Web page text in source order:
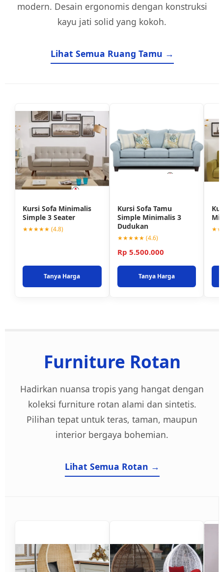
modern. Desain ergonomis dengan konstruksi
kayu jati solid yang kokoh.
Lihat Semua Ruang Tamu →
Kursi Sofa Minimalis
Simple 3 Seater
★★★★★ (4.8)
Tanya Harga
Kursi Sofa Tamu
Simple Minimalis 3
Dudukan
★★★★★ (4.6)
Rp 5.500.000
Tanya Harga
Furniture Rotan
Hadirkan nuansa tropis yang hangat dengan
koleksi furniture rotan alami dan sintetis.
Pilihan tepat untuk teras, taman, maupun
interior bergaya bohemian.
Lihat Semua Rotan →